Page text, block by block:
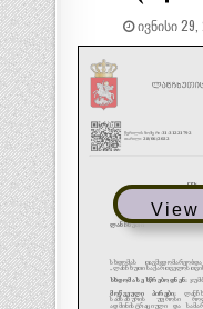
ᲘᲕᲜᲘᲡᲘ 29,